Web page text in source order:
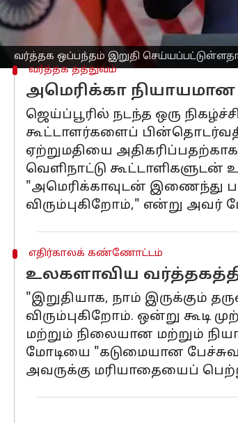
வர்த்தக ஒப்பந்தம் இறுதி
அமெரிக்க அதிபர்
டொனால்ட்
வர்த்தக தத்துவம்
அமெரிக்கா
ஜெய்ப்பூரில் நடந்த ஒரு
கூட்டாளர்களைப்
ஏற்றுமதியை
வெளிநாட்டு கூட்டாளிகளுடன்
"அமெரிக்காவுடன் இணைந்து
விரும்புகிறோம்," என்று அவர்
எதிர்காலக் கண்ணோட்டம்
உலகளாவிய
"இறுதியாக, நாம் இருக்கும்
விரும்புகிறோம். ஒன்று
மற்றும் நிலையான மற்றும்
மோடியை "கடுமையான
அவருக்கு மரியாதையைப்